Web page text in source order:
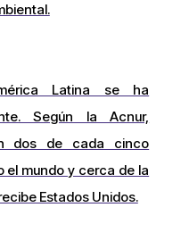
Latina se ha
Según la Acnur,
dos de cada cinco
el mundo y cerca de la
Estados Unidos.